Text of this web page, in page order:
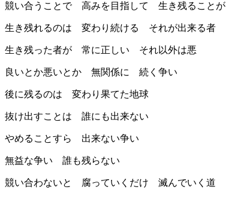
競い合うことで 高みを目指して 生き残ることが
生き残れるのは 変わり続ける それが出来る者
生き残った者が 常に正しい それ以外は悪
良いとか悪いとか 無関係に 続く争い
後に残るのは 変わり果てた地球
抜け出すことは 誰にも出来ない
やめることすら 出来ない争い
無益な争い 誰も残らない
競い合わないと 腐っていくだけ 滅んでいく道